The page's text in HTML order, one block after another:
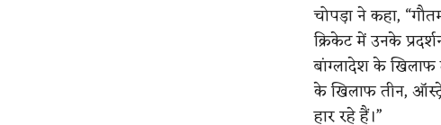
चोपड़ा ने कहा,
क्रिकेट में उनके
बांग्लादेश के खिलाफ
के खिलाफ तीन,
हार रहे हैं।”